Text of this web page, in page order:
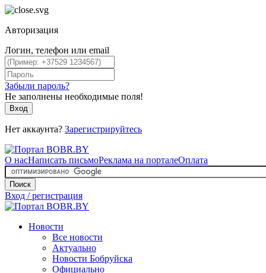
Авторизация
Логин, телефон или email
Забыли пароль?
Не заполнены необходимые поля!
Вход
Нет аккаунта? Зарегистрируйтесь
О насНаписать письмоРеклама на порталеОплата
Поиск
Вход / регистрация
Новости
Все новости
Актуально
Новости Бобруйска
Официально